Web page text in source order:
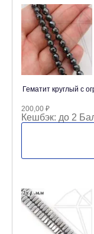
Гематит круглый с
200,00 ₽
Кешбэк: до 2